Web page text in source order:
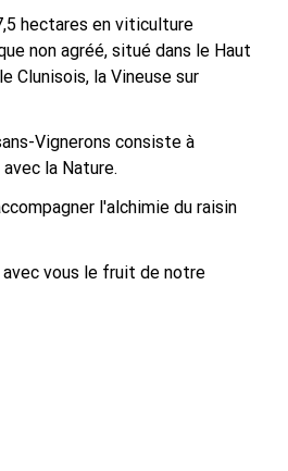
hectares en viticulture
non agréé, situé dans le Haut
Clunisois, la Vineuse sur
Vignerons consiste à
la Nature.
l'alchimie du raisin
vous le fruit de notre